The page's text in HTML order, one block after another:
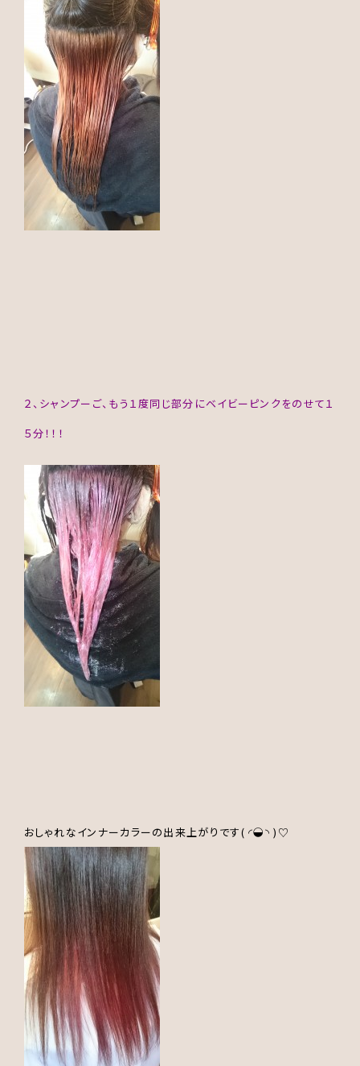
２、シャンプーご、もう１度同じ部分にベイビーピンクをのせて１
５分！！！
おしゃれなインナーカラーの出来上がりです( ◜◒◝ )♡